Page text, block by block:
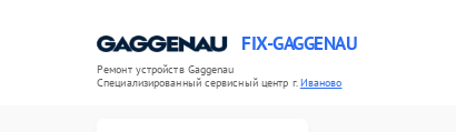
FIX-GAGGENAU
Ремонт устройств Gaggenau
Специализированный cервисный центр г.Иваново